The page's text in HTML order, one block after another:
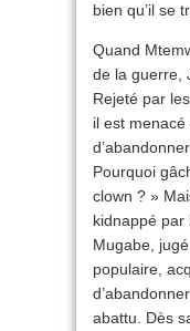
bien qu’il se
Quand
de la guerre,
Rejeté par
il est
Pourquoi
clown ? »
kidnappé par
Mugabe,
populaire,
abattu. Dès